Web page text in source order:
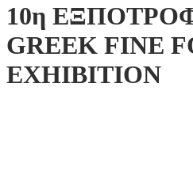
10η
GREEK FINE
EXHIBITION